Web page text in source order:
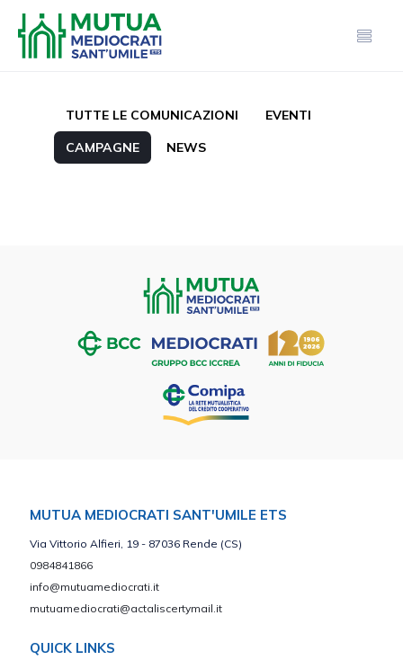
TUTTE LE COMUNICAZIONI EVENTI
CAMPAGNE NEWS
MUTUA MEDIOCRATI SANT'UMILE ETS
Via Vittorio Alfieri, 19 - 87036 Rende (CS)
0984841866
info@mutuamediocrati.it
mutuamediocrati@actaliscertymail.it
QUICK LINKS